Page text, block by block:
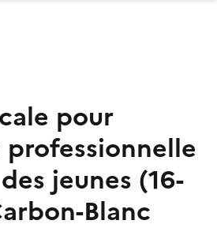
pour
jeunes (16-
Blanc